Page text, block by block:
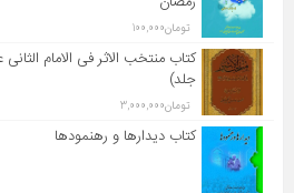
تومان100,000
کتاب منتخب الاثر فی الامام
جلد)
تومان3,000,000
کتاب دیدارها و رهنمودها